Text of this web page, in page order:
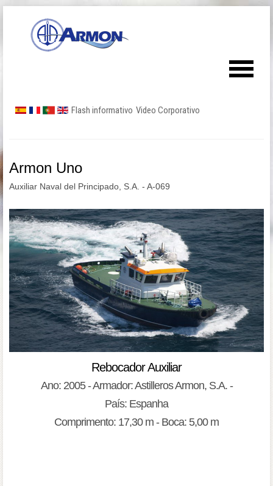
Flash informativo Video Corporativo
Armon Uno
Auxiliar Naval del Principado, S.A. - A-069
Rebocador Auxiliar
Ano: 2005 - Armador: Astilleros Armon, S.A. -
País: Espanha
Comprimento: 17,30 m - Boca: 5,00 m